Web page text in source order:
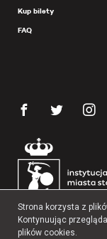
Kup bilety
FAQ
Strona korzysta z
Kontynuując
plików cookies.